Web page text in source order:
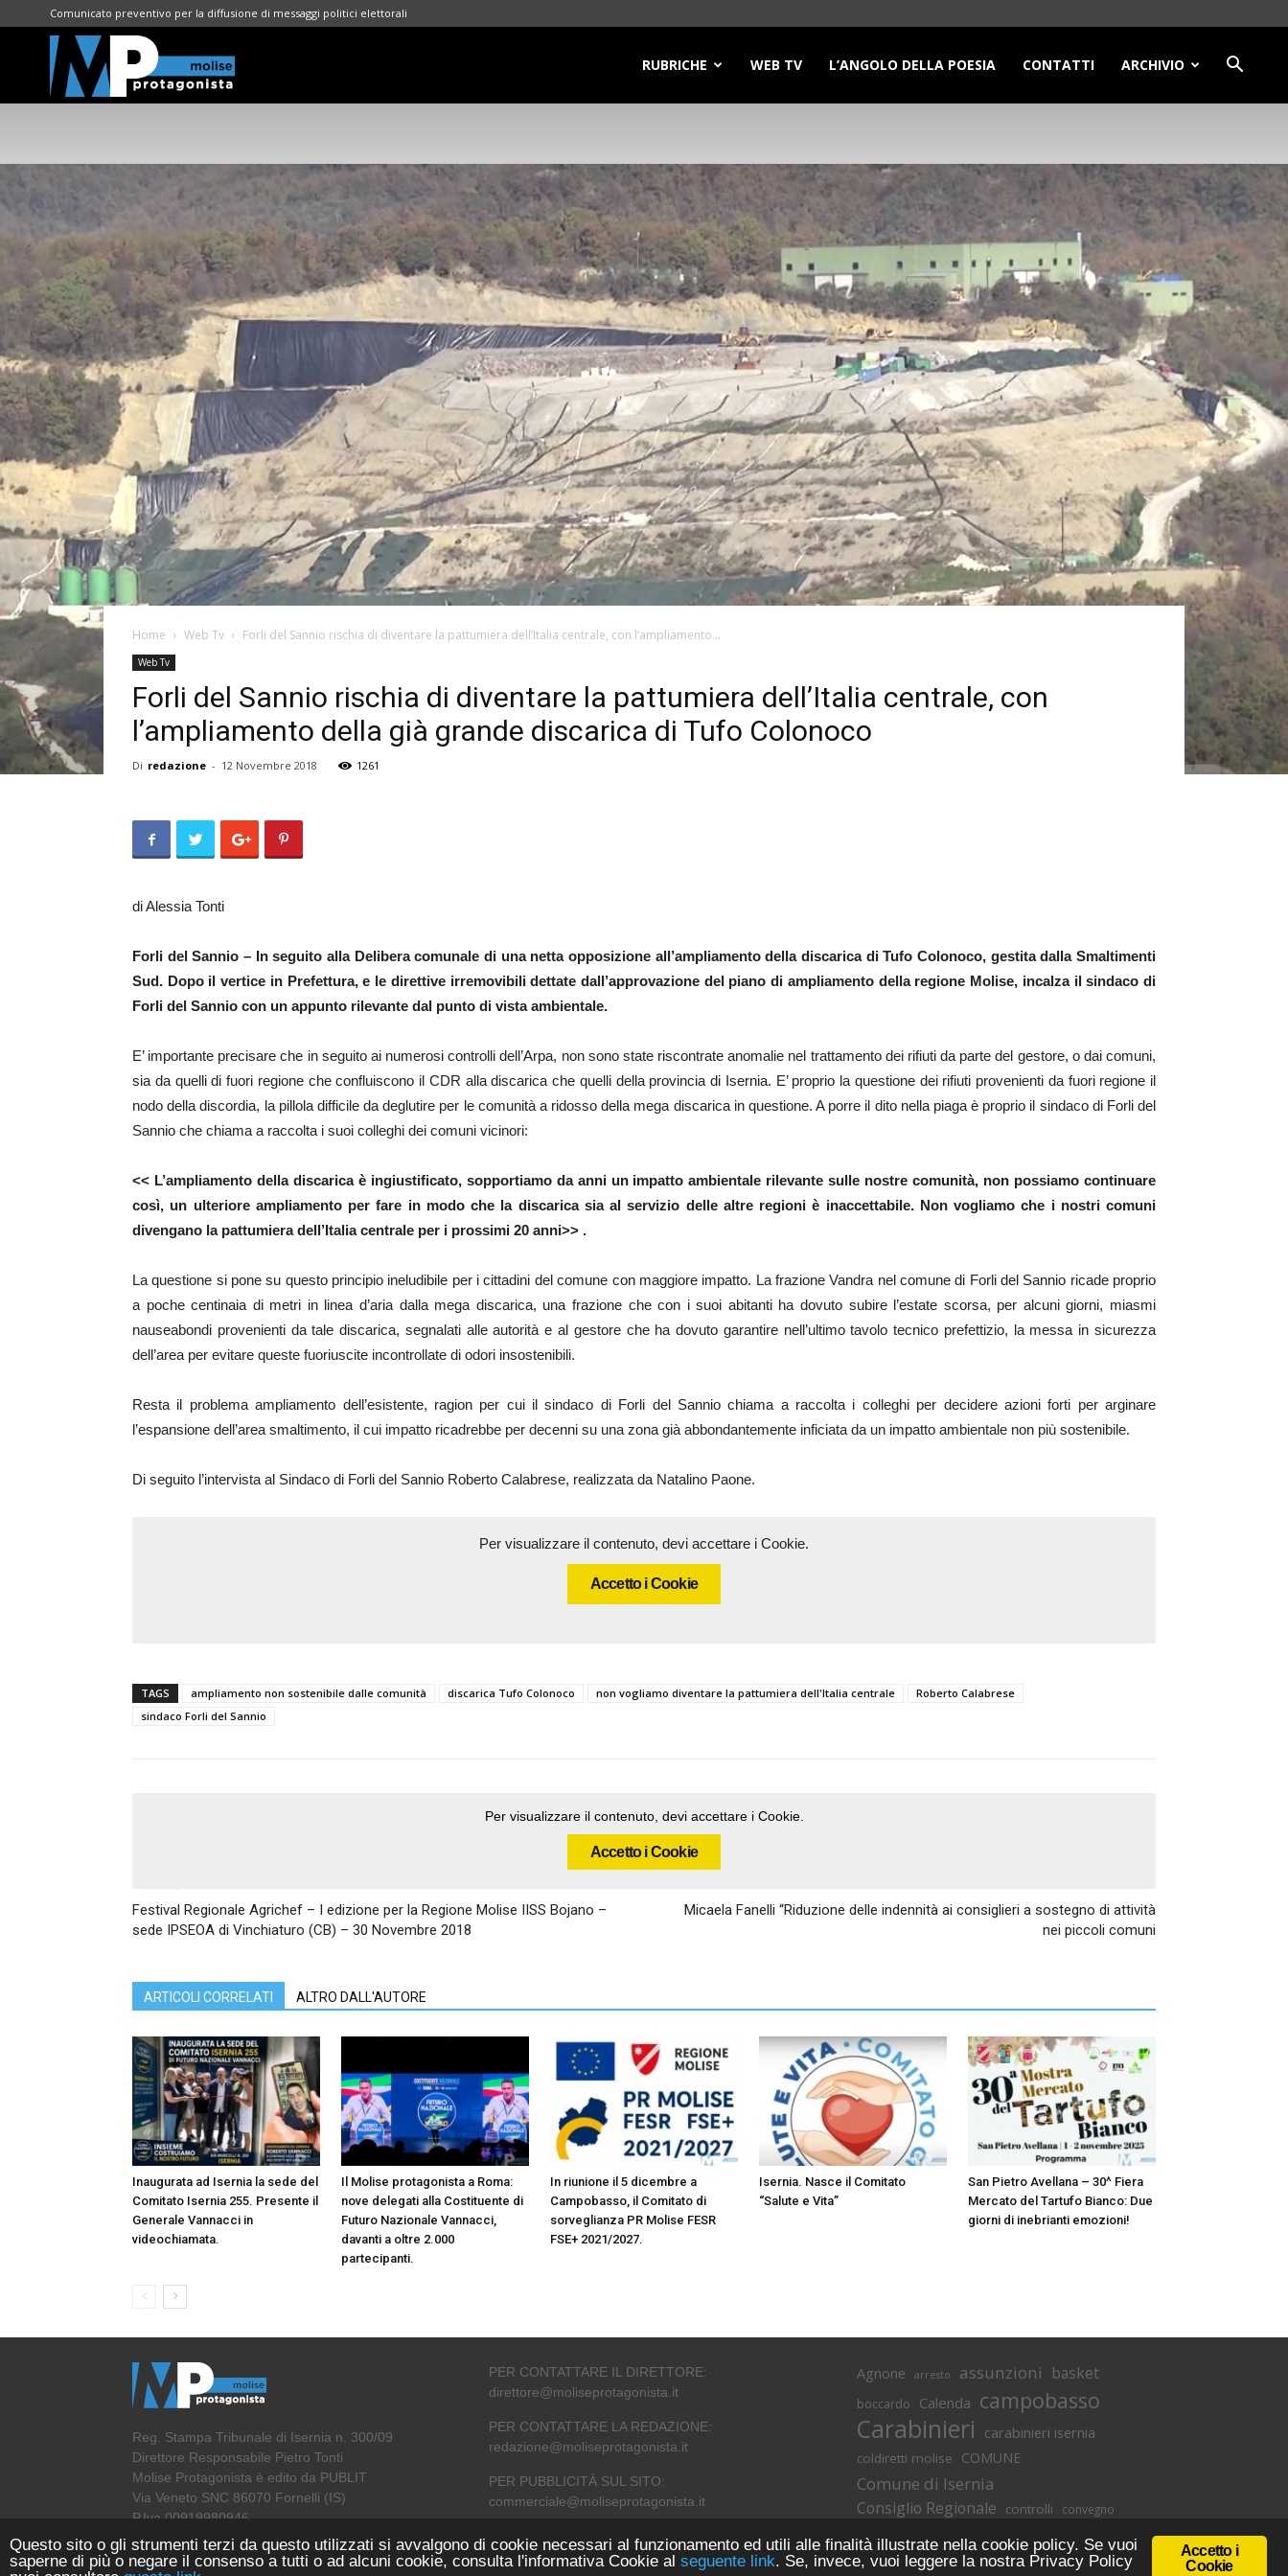
Comunicato preventivo per la diffusione di messaggi politici elettorali
RUBRICHE WEB TV L’ANGOLO DELLA POESIA CONTATTI ARCHIVIO
Home Web Tv Forli del Sannio rischia di diventare la pattumiera dell’Italia centrale, con l’ampliamento...
Web Tv
Forli del Sannio rischia di diventare la pattumiera dell’Italia centrale, con
l’ampliamento della già grande discarica di Tufo Colonoco
Di redazione - 12 Novembre 2018 1261
di Alessia Tonti
Forli del Sannio – In seguito alla Delibera comunale di una netta opposizione all’ampliamento della discarica di Tufo Colonoco, gestita dalla Smaltimenti
Sud. Dopo il vertice in Prefettura, e le direttive irremovibili dettate dall’approvazione del piano di ampliamento della regione Molise, incalza il sindaco di
Forli del Sannio con un appunto rilevante dal punto di vista ambientale.
E’ importante precisare che in seguito ai numerosi controlli dell’Arpa, non sono state riscontrate anomalie nel trattamento dei rifiuti da parte del gestore, o dai comuni,
sia da quelli di fuori regione che confluiscono il CDR alla discarica che quelli della provincia di Isernia. E’ proprio la questione dei rifiuti provenienti da fuori regione il
nodo della discordia, la pillola difficile da deglutire per le comunità a ridosso della mega discarica in questione. A porre il dito nella piaga è proprio il sindaco di Forli del
Sannio che chiama a raccolta i suoi colleghi dei comuni vicinori:
<< L’ampliamento della discarica è ingiustificato, sopportiamo da anni un impatto ambientale rilevante sulle nostre comunità, non possiamo continuare
così, un ulteriore ampliamento per fare in modo che la discarica sia al servizio delle altre regioni è inaccettabile. Non vogliamo che i nostri comuni
divengano la pattumiera dell’Italia centrale per i prossimi 20 anni>> .
La questione si pone su questo principio ineludibile per i cittadini del comune con maggiore impatto. La frazione Vandra nel comune di Forli del Sannio ricade proprio
a poche centinaia di metri in linea d’aria dalla mega discarica, una frazione che con i suoi abitanti ha dovuto subire l’estate scorsa, per alcuni giorni, miasmi
nauseabondi provenienti da tale discarica, segnalati alle autorità e al gestore che ha dovuto garantire nell’ultimo tavolo tecnico prefettizio, la messa in sicurezza
dell’area per evitare queste fuoriuscite incontrollate di odori insostenibili.
Resta il problema ampliamento dell’esistente, ragion per cui il sindaco di Forli del Sannio chiama a raccolta i colleghi per decidere azioni forti per arginare
l’espansione dell’area smaltimento, il cui impatto ricadrebbe per decenni su una zona già abbondantemente inficiata da un impatto ambientale non più sostenibile.
Di seguito l’intervista al Sindaco di Forli del Sannio Roberto Calabrese, realizzata da Natalino Paone.
Per visualizzare il contenuto, devi accettare i Cookie.
Accetto i Cookie
TAGS ampliamento non sostenibile dalle comunità discarica Tufo Colonoco non vogliamo diventare la pattumiera dell'Italia centrale
Roberto Calabrese
sindaco Forli del Sannio
Per visualizzare il contenuto, devi accettare i Cookie.
Accetto i Cookie
Festival Regionale Agrichef – I edizione per la Regione Molise IISS Bojano –
sede IPSEOA di Vinchiaturo (CB) – 30 Novembre 2018
Micaela Fanelli “Riduzione delle indennità ai consiglieri a sostegno di attività
nei piccoli comuni
ARTICOLI CORRELATI ALTRO DALL'AUTORE
Inaugurata ad Isernia la sede del
Comitato Isernia 255. Presente il
Generale Vannacci in
videochiamata.
Il Molise protagonista a Roma:
nove delegati alla Costituente di
Futuro Nazionale Vannacci,
davanti a oltre 2.000
partecipanti.
In riunione il 5 dicembre a
Campobasso, il Comitato di
sorveglianza PR Molise FESR
FSE+ 2021/2027.
Isernia. Nasce il Comitato
“Salute e Vita”
San Pietro Avellana – 30^ Fiera
Mercato del Tartufo Bianco: Due
giorni di inebrianti emozioni!
Reg. Stampa Tribunale di Isernia n. 300/09
Direttore Responsabile Pietro Tonti
Molise Protagonista è edito da PUBLIT
Via Veneto SNC 86070 Fornelli (IS)
P.Iva 00919980946
PER CONTATTARE IL DIRETTORE:
direttore@moliseprotagonista.it
PER CONTATTARE LA REDAZIONE:
redazione@moliseprotagonista.it
PER PUBBLICITÀ SUL SITO:
commerciale@moliseprotagonista.it
Agnone arresto assunzioni basket
boccardo Calenda campobasso
Carabinieri carabinieri isernia
coldiretti molise COMUNE
Comune di Isernia
Consiglio Regionale controlli convegno
covid denuncia
Donato Toma Droga Emilio Izzo
Accetto i
Cookie
Questo sito o gli strumenti terzi da questo utilizzati si avvalgono di cookie necessari al funzionamento ed utili alle finalità illustrate nella cookie policy. Se vuoi
saperne di più o negare il consenso a tutti o ad alcuni cookie, consulta l'informativa Cookie al seguente link. Se, invece, vuoi leggere la nostra Privacy Policy